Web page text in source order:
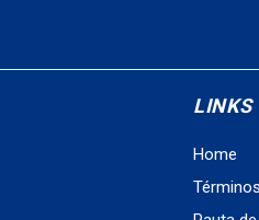
LINKS
Home